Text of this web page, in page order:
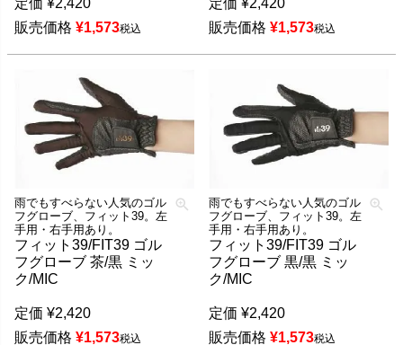
販売価格 ¥1,573税込
販売価格 ¥1,573税込
雨でもすべらない人気のゴル
フグローブ、フィット39。左
手用・右手用あり。
フィット39/FIT39 ゴル
フグローブ 茶/黒 ミッ
ク/MIC
定価 ¥2,420
販売価格 ¥1,573税込
雨でもすべらない人気のゴル
フグローブ、フィット39。左
手用・右手用あり。
フィット39/FIT39 ゴル
フグローブ 黒/黒 ミッ
ク/MIC
定価 ¥2,420
販売価格 ¥1,573税込